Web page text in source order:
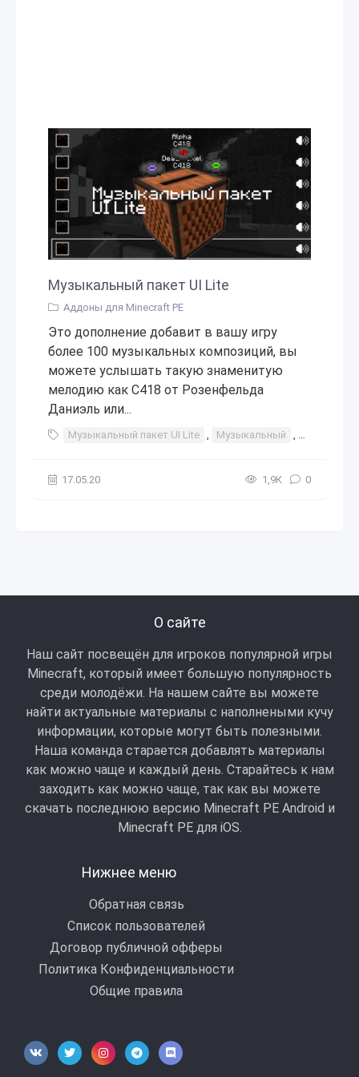
Музыкальный пакет UI Lite
Аддоны для Minecraft PE
Это дополнение добавит в вашу игру
более 100 музыкальных композиций, вы
можете услышать такую знаменитую
мелодию как C418 от Розенфельда
Даниэль или...
Музыкальный пакет UI Lite , Музыкальный , пакет
17.05.20 1,9К 0
О сайте
Наш сайт посвещён для игроков популярной игры
Minecraft, который имеет большую популярность
среди молодёжи. На нашем сайте вы можете
найти актуальные материалы с наполнеными кучу
информации, которые могут быть полезными.
Наша команда старается добавлять материалы
как можно чаще и каждый день. Старайтесь к нам
заходить как можно чаще, так как вы можете
скачать последнюю версию Minecraft PE Android и
Minecraft РЕ для iOS.
Нижнее меню
Обратная связь
Список пользователей
Договор публичной офферы
Политика Конфиденциальности
Общие правила